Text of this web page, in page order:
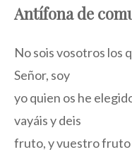
Antífona de
No sois vosotros los
Señor, soy
yo quien os he
vayáis y deis
fruto, y vuestro fruto